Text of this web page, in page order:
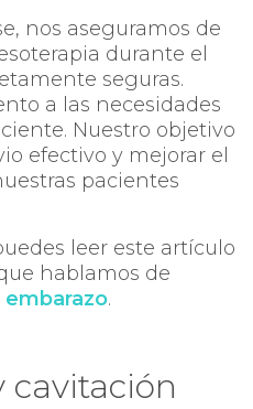
nos aseguramos de
durante el
seguras.
a las necesidades
Nuestro objetivo
efectivo y mejorar el
pacientes
leer este artículo
hablamos de
.
cavitación